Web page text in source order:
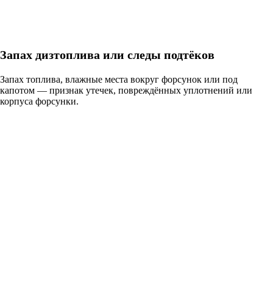
Запах дизтоплива или следы подтёков
Запах топлива, влажные места вокруг форсунок или под
капотом — признак утечек, повреждённых уплотнений или
корпуса форсунки.